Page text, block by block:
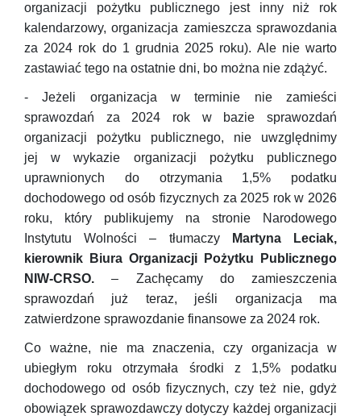
organizacji pożytku publicznego jest inny niż rok
kalendarzowy, organizacja zamieszcza sprawozdania
za 2024 rok do 1 grudnia 2025 roku). Ale nie warto
zastawiać tego na ostatnie dni, bo można nie zdążyć.
- Jeżeli organizacja w terminie nie zamieści
sprawozdań za 2024 rok w bazie sprawozdań
organizacji pożytku publicznego, nie uwzględnimy
jej
w wykazie organizacji pożytku publicznego
uprawnionych do otrzymania 1,5% podatku
dochodowego od osób fizycznych za 2025 rok w 2026
roku, który publikujemy na stronie Narodowego
Instytutu Wolności – tłumaczy
Martyna Leciak,
kierownik Biura Organizacji Pożytku Publicznego
NIW-CRSO.– Zachęcamy do zamieszczenia
sprawozdań już teraz, jeśli organizacja ma
zatwierdzone sprawozdanie finansowe za 2024 rok.
Co ważne, nie ma znaczenia, czy organizacja w
ubiegłym roku otrzymała środki z 1,5% podatku
dochodowego od osób fizycznych, czy też nie, gdyż
obowiązek sprawozdawczy dotyczy każdej organizacji